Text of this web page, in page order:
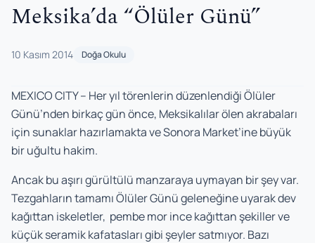
Meksika’da “Ölüler Günü”
10 Kasım 2014 Doğa Okulu
MEXICO CITY – Her yıl törenlerin düzenlendiği Ölüler
Günü’nden birkaç gün önce, Meksikalılar ölen akrabaları
için sunaklar hazırlamakta ve Sonora Market’ine büyük
bir uğultu hakim.
Ancak bu aşırı gürültülü manzaraya uymayan bir şey var.
Tezgahların tamamı Ölüler Günü geleneğine uyarak dev
kağıttan iskeletler, pembe mor ince kağıttan şekiller ve
küçük seramik kafatasları gibi şeyler satmıyor. Bazı